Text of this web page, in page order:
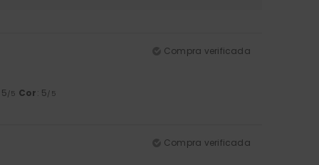
Compra verificada
/5 Cor: 5/5
Compra verificada